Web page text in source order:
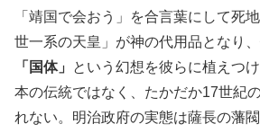
「靖国で会おう」を合言葉にして死
世一系の天皇」が神の代用品となり、
「国体」
という幻想を彼らに植えつ
本の伝統ではなく、たかだか17世紀
れない。明治政府の実態は薩長の藩閥